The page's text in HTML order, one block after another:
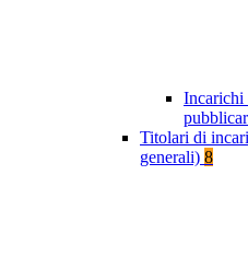
Incarichi
Titolari di
generali) 8